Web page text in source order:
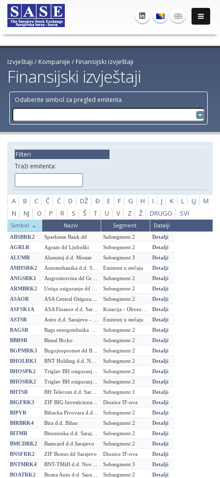
Izvještaji /Kompanije /Finansijski izvještaji
Odaberite simbol za pregled emitenta
Finansijski izvještaji
Filteri
Traži emitenta:
A B C Č Ć D DŽ Đ E F G H I J K L LJ
M
N
NJ O P R S Š T U V Z Ž DRUGO SVI
Simbol Naziv Segment Datalji
Simbol Naziv Segment Datalji
ABSBRK2 Sparkasse Bank dd Subsegment 2
Detalji
AGRLR
Agram dd Ljubuški Subsegment 2
Detalji
ALUMR
Aluminij d.d. Mostar Subsegment 3
Detalji
AMHSRK2
Emitenti u stečaju
Detalji
ANGSRK1
Subsegment 2
Detalji
ARMBRK2
Subsegment 2
Detalji
ASAOR
Subsegment 2
Detalji
ASFSK1A
Detalji
ASTSR
Emitenti u stečaju
Detalji
BAGSR
Subsegment 2
Detalji
BBR9R
Bimal Brcko Subsegment 2
Detalji
BGPMRK3
Subsegment 2
Detalji
BHOLRK1
Subsegment 2
Detalji
BHOSPK2
Subsegment 2
Detalji
BHOSRK2
Subsegment 2
Detalji
BHTSR
Subsegment 1
Detalji
BIGFRK3
Dionice IF-ova
Detalji
BIPVR
Subsegment 2
Detalji
BIRBRK4
Bira d.d. Bihac Subsegment 2
Detalji
BITMR
Subsegment 2
Detalji
BMCDRK2
Bamcard d.d.Sarajevo Subsegment 2
Detalji
BNSFRK2
ZIF Bonus dd Sarajevo Dionice IF-ova
Detalji
BNTMRK4
Subsegment 3
Detalji
BOATRK2
Subsegment 2
Detalji